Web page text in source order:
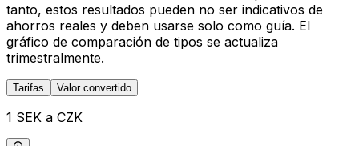
tanto, estos resultados pueden no ser indicativos de
ahorros reales y deben usarse solo como guía. El
gráfico de comparación de tipos se actualiza
trimestralmente.
Tarifas Valor convertido
1 SEK a CZK